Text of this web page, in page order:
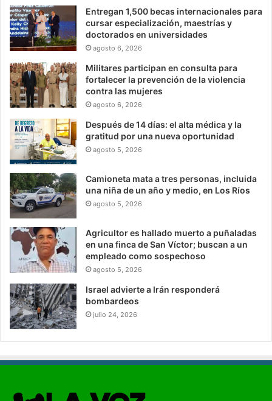
Entregan 1,500 becas internacionales para
cursar especialización, maestrías y
doctorados en universidades
agosto 6, 2026
Militares participan en consulta para
fortalecer la prevención de la violencia
contra las mujeres
agosto 6, 2026
Después de 14 días: el alta médica y la
gratitud por una nueva oportunidad
agosto 5, 2026
Camioneta mata a tres personas, incluida
una niña de un año y medio, en Los Ríos
agosto 5, 2026
Agricultor es hallado muerto a puñaladas
en una finca de San Víctor; buscan a un
empleado como sospechoso
agosto 5, 2026
Israel advierte a Irán responderá
bombardeos
julio 24, 2026